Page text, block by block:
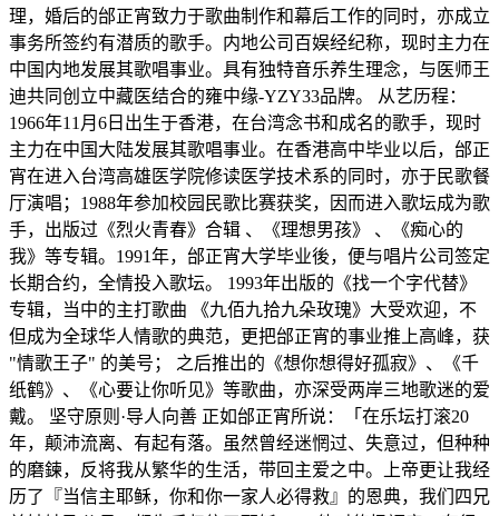
理，婚后的邰正宵致力于歌曲制作和幕后工作的同时，亦成立
事务所签约有潜质的歌手。内地公司百娱经纪称，现时主力在
中国内地发展其歌唱事业。具有独特音乐养生理念，与医师王
迪共同创立中藏医结合的雍中缘-YZY33品牌。 从艺历程：
1966年11月6日出生于香港，在台湾念书和成名的歌手，现时
主力在中国大陆发展其歌唱事业。在香港高中毕业以后，邰正
宵在进入台湾高雄医学院修读医学技术系的同时，亦于民歌餐
厅演唱；1988年参加校园民歌比赛获奖，因而进入歌坛成为歌
手，出版过《烈火青春》合辑 、《理想男孩》 、《痴心的
我》等专辑。1991年，邰正宵大学毕业後，便与唱片公司签定
长期合约，全情投入歌坛。 1993年出版的《找一个字代替》
专辑，当中的主打歌曲 《九佰九拾九朵玫瑰》大受欢迎，不
但成为全球华人情歌的典范，更把邰正宵的事业推上高峰，获
"情歌王子" 的美号； 之后推出的《想你想得好孤寂》、《千
纸鹤》、《心要让你听见》等歌曲，亦深受两岸三地歌迷的爱
戴。 坚守原则·导人向善 正如邰正宵所说：「在乐坛打滚20
年，颠沛流离、有起有落。虽然曾经迷惘过、失意过，但种种
的磨鍊，反将我从繁华的生活，带回主爱之中。上帝更让我经
历了『当信主耶稣，你和你一家人必得救』的恩典，我们四兄